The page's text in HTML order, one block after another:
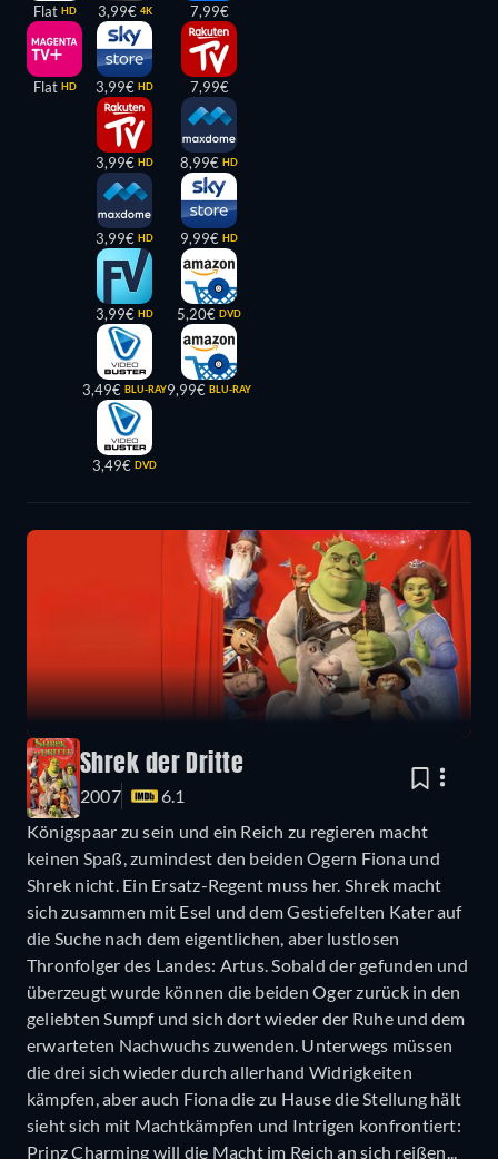
Flat HD
Flat HD
3,99€ 4K
3,99€ HD
3,99€ HD
3,99€ HD
3,99€ HD
3,49€ BLU-RAY
3,49€ DVD
7,99€
7,99€
8,99€ HD
9,99€ HD
5,20€ DVD
9,99€ BLU-RAY
Shrek der Dritte
2007
6.1
Königspaar zu sein und ein Reich zu regieren macht
keinen Spaß, zumindest den beiden Ogern Fiona und
Shrek nicht. Ein Ersatz-Regent muss her. Shrek macht
sich zusammen mit Esel und dem Gestiefelten Kater auf
die Suche nach dem eigentlichen, aber lustlosen
Thronfolger des Landes: Artus. Sobald der gefunden und
überzeugt wurde können die beiden Oger zurück in den
geliebten Sumpf und sich dort wieder der Ruhe und dem
erwarteten Nachwuchs zuwenden. Unterwegs müssen
die drei sich wieder durch allerhand Widrigkeiten
kämpfen, aber auch Fiona die zu Hause die Stellung hält
sieht sich mit Machtkämpfen und Intrigen konfrontiert:
Prinz Charming will die Macht im Reich an sich reißen...